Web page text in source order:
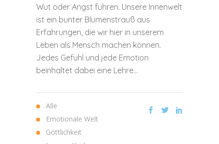
Wut oder Angst führen. Unsere Innenwelt
ist ein bunter Blumenstrauß aus
Erfahrungen, die wir hier in unserem
Leben als Mensch machen können.
Jedes Gefühl und jede Emotion
beinhaltet dabei eine Lehre...
Alle
Emotionale Welt
Göttlichkeit